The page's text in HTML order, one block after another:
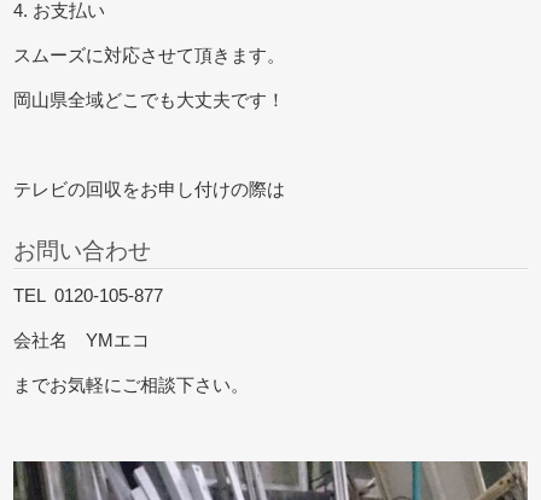
4. お支払い
スムーズに対応させて頂きます。
岡山県全域どこでも大丈夫です！
テレビの回収をお申し付けの際は
お問い合わせ
TEL 0120-105-877
会社名 YMエコ
までお気軽にご相談下さい。